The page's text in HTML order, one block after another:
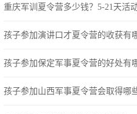
重庆军训夏令营多少钱？5-21天活
孩子参加演讲口才夏令营的收获有
孩子参加保定军事夏令营的好处有
孩子参加山西军事夏令营会取得哪